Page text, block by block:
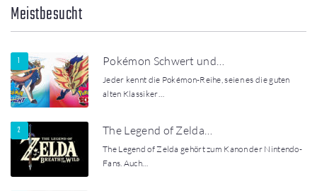
Meistbesucht
Pokémon Schwert und…
Jeder kennt die Pokémon-Reihe, seien es die guten
alten Klassiker…
The Legend of Zelda…
The Legend of Zelda gehört zum Kanon der Nintendo-
Fans. Auch…